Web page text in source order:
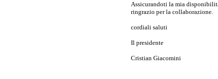
Assicurandoti la mia
ringrazio per la collaborazione.
cordiali saluti
Il presidente
Cristian Giacomini